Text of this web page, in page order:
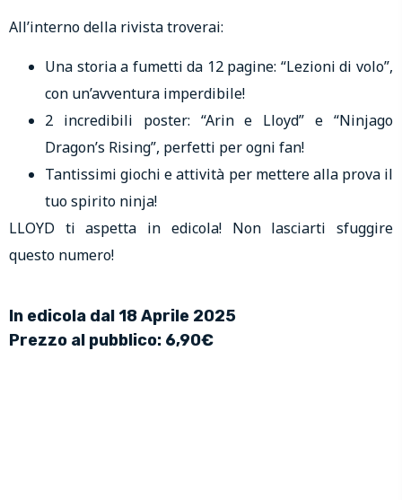
All’interno della rivista troverai:
Una storia a fumetti da 12 pagine: “Lezioni di volo”,
con un’avventura imperdibile!
2 incredibili poster: “Arin e Lloyd” e “Ninjago
Dragon’s Rising”, perfetti per ogni fan!
Tantissimi giochi e attività per mettere alla prova il
tuo spirito ninja!
LLOYD ti aspetta in edicola! Non lasciarti sfuggire
questo numero!
In edicola dal 18 Aprile 2025
Prezzo al pubblico: 6,90€